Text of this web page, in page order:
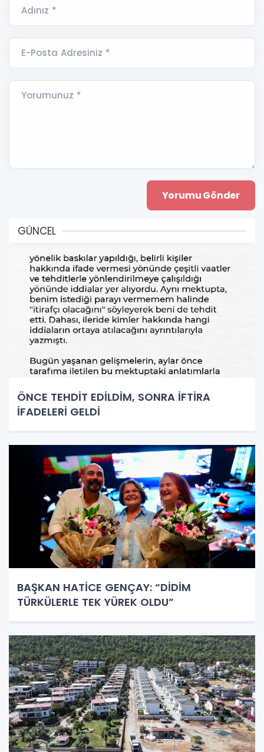
Adınız *
E-Posta Adresiniz *
Yorumunuz *
GÜNCEL
ÖNCE TEHDİT EDİLDİM, SONRA İFTİRA
İFADELERİ GELDİ
BAŞKAN HATİCE GENÇAY: “DİDİM
TÜRKÜLERLE TEK YÜREK OLDU”